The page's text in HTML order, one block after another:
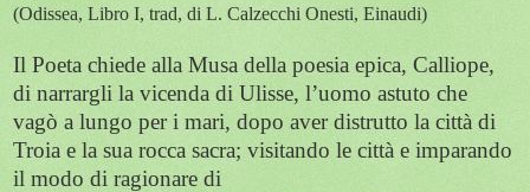
(Odissea, Libro I, trad, di L. Calzecchi Onesti, Einaudi)
Il Poeta chiede alla Musa della poesia epica, Calliope,
di narrargli la vicenda di Ulisse, l’uomo astuto che
vagò a lungo per i mari, dopo aver distrutto la città di
Troia e la sua rocca sacra; visitando le città e imparando
il modo di ragionare di